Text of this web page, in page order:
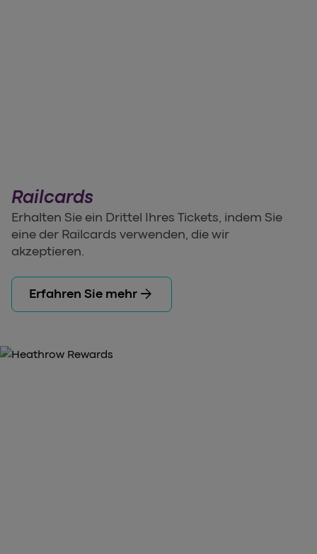
Railcards
Erhalten Sie ein Drittel Ihres Tickets, indem Sie
eine der Railcards verwenden, die wir
akzeptieren.
Erfahren Sie mehr arrow_forward